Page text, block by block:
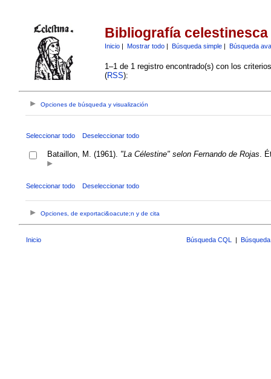
Bibliografía celestinesca
Inicio| Mostrar todo| Búsqueda simple| Búsqueda
1–1 de 1 registro encontrado(s) con los
(RSS):
Opciones de búsqueda y visualización
Seleccionar todo Deseleccionar todo
Bataillon, M. (1961). "La Célestine" selon Fernando de Rojas .
Seleccionar todo Deseleccionar todo
Opciones, de exportaci&oacute;n y de cita
Inicio Búsqueda CQL |